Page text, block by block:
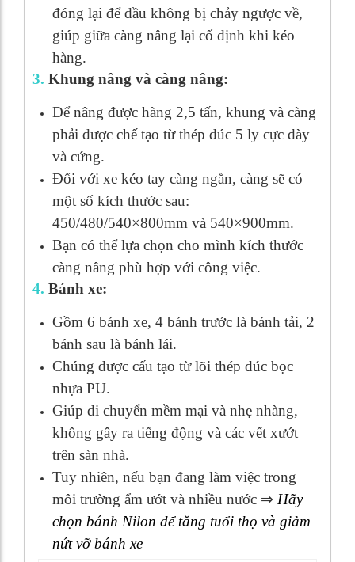
đóng lại để dầu không bị chảy ngược về,
giúp giữa càng nâng lại cố định khi kéo
hàng.
3. Khung nâng và càng nâng:
Để nâng được hàng 2,5 tấn, khung và càng
phải được chế tạo từ thép đúc 5 ly cực dày
và cứng.
Đối với xe kéo tay càng ngắn, càng sẽ có
một số kích thước sau:
450/480/540×800mm và 540×900mm.
Bạn có thể lựa chọn cho mình kích thước
càng nâng phù hợp với công việc.
4. Bánh xe:
Gồm 6 bánh xe, 4 bánh trước là bánh tải, 2
bánh sau là bánh lái.
Chúng được cấu tạo từ lõi thép đúc bọc
nhựa PU.
Giúp di chuyển mềm mại và nhẹ nhàng,
không gây ra tiếng động và các vết xướt
trên sàn nhà.
Tuy nhiên, nếu bạn đang làm việc trong
môi trường ẩm ướt và nhiều nước ⇒ Hãy
chọn bánh Nilon để tăng tuổi thọ và giảm
nứt vỡ bánh xe